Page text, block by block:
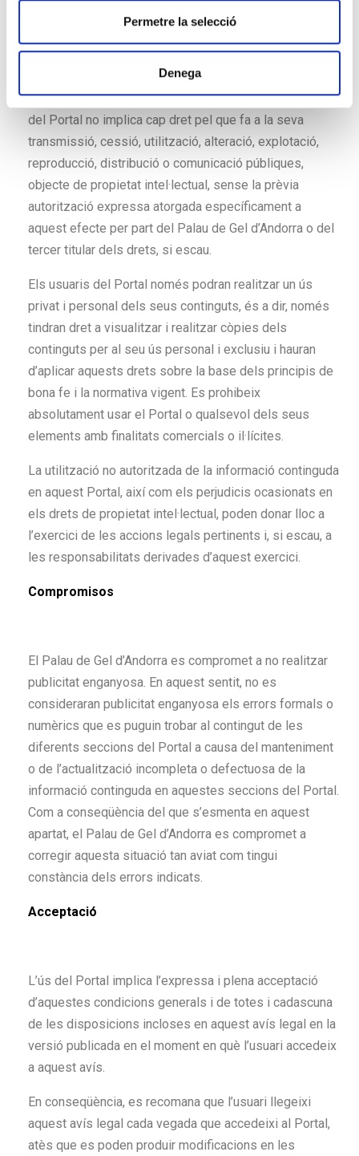
Permetre la selecció
Denega
modificació, distribució o comunicació públiques del
Portal sense el consentiment previ i per escrit del
L’accés per part de l’usuari als continguts i als serveis
del Portal no implica cap dret pel que fa a la seva
transmissió, cessió, utilització, alteració, explotació,
reproducció, distribució o comunicació públiques,
objecte de propietat intel·lectual, sense la prèvia
autorització expressa atorgada específicament a
aquest efecte per part del Palau de Gel d’Andorra o del
tercer titular dels drets, si escau.
Els usuaris del Portal només podran realitzar un ús
privat i personal dels seus continguts, és a dir, només
tindran dret a visualitzar i realitzar còpies dels
continguts per al seu ús personal i exclusiu i hauran
d’aplicar aquests drets sobre la base dels principis de
bona fe i la normativa vigent. Es prohibeix
absolutament usar el Portal o qualsevol dels seus
elements amb finalitats comercials o il·lícites.
La utilització no autoritzada de la informació continguda
en aquest Portal, així com els perjudicis ocasionats en
els drets de propietat intel·lectual, poden donar lloc a
l’exercici de les accions legals pertinents i, si escau, a
les responsabilitats derivades d’aquest exercici.
Compromisos
El Palau de Gel d’Andorra es compromet a no realitzar
publicitat enganyosa. En aquest sentit, no es
consideraran publicitat enganyosa els errors formals o
numèrics que es puguin trobar al contingut de les
diferents seccions del Portal a causa del manteniment
o de l’actualització incompleta o defectuosa de la
informació continguda en aquestes seccions del Portal.
Com a conseqüència del que s’esmenta en aquest
apartat, el Palau de Gel d’Andorra es compromet a
corregir aquesta situació tan aviat com tingui
constància dels errors indicats.
Acceptació
L’ús del Portal implica l’expressa i plena acceptació
d’aquestes condicions generals i de totes i cadascuna
de les disposicions incloses en aquest avís legal en la
versió publicada en el moment en què l’usuari accedeix
a aquest avís.
En conseqüència, es recomana que l’usuari llegeixi
aquest avís legal cada vegada que accedeixi al Portal,
atès que es poden produir modificacions en les